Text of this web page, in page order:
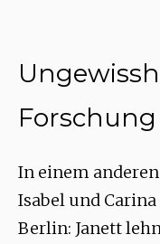
Forschung
In einem
Isabel und
Berlin: Janett